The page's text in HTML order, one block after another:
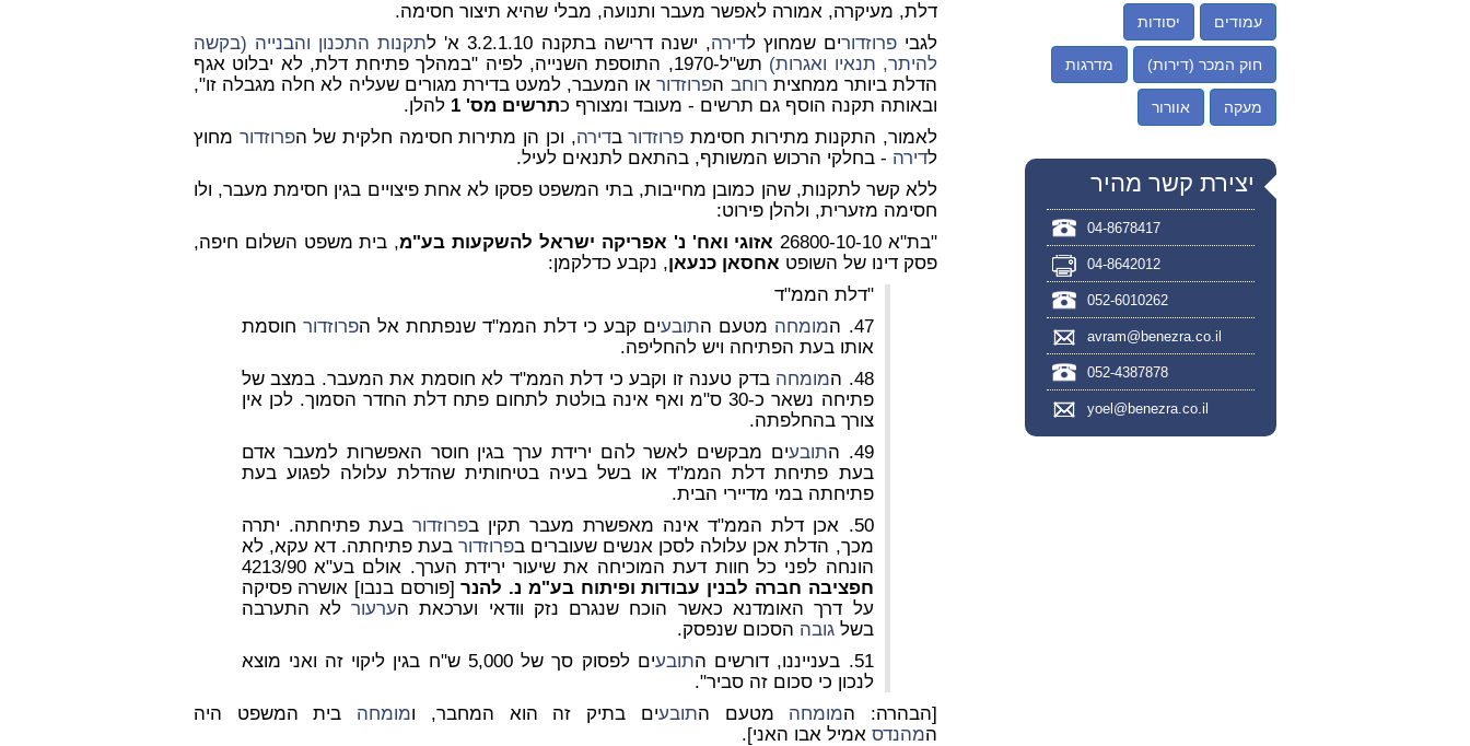
דלת, מעיקרה, אמורה לאפשר מעבר ותנועה, מבלי שהיא תיצור חסימה.
לגביפרוזדורים שמחוץ לדירה, ישנה דרישה בתקנה 3.2.1.10 א' ל
תקנות התכנון והבנייה (בקשה
להיתר, תנאיו ואגרות)
תש"ל-1970, התוספת השנייה, לפיה "במהלך פתיחת דלת, לא יבלוט אגף
הדלת ביותר ממחצית רוחב הפרוזדוראו המעבר, למעט בדירת מגורים שעליה לא חלה מגבלה זו",
ובאותה תקנה הוסף גם תרשים - מעובד ומצורף כתרשים מס' 1
להלן.
לאמור, התקנות מתירות חסימת פרוזדורבדירה, וכן הן מתירות חסימה חלקית של הפרוזדור מחוץ
לדירה - בחלקי הרכוש המשותף, בהתאם לתנאים לעיל.
ללא קשר לתקנות, שהן כמובן מחייבות, בתי המשפט פסקו לא אחת פיצויים בגין חסימת מעבר, ולו
חסימה מזערית, ולהלן פירוט:
"בת"א 26800-10-10
אזוגי ואח' נ' אפריקה ישראל להשקעות בע"מ, בית משפט השלום חיפה,
פסק דינו של השופט אחסאן כנעאן, נקבע כדלקמן:
"דלת הממ"ד
47. ה
מומחה מטעם התובעים קבע כי דלת הממ"ד שנפתחת אל הפרוזדור חוסמת
אותו בעת הפתיחה ויש להחליפה.
48. ה
מומחה בדק טענה זו וקבע כי דלת הממ"ד לא חוסמת את המעבר. במצב של
פתיחה נשאר כ-30 ס"מ ואף אינה בולטת לתחום פתח דלת החדר הסמוך. לכן אין
צורך בהחלפתה.
49. ה
תובעים מבקשים לאשר להם ירידת ערך בגין חוסר האפשרות למעבר אדם
בעת פתיחת דלת הממ"ד או בשל בעיה בטיחותית שהדלת עלולה לפגוע בעת
פתיחתה במי מדיירי הבית.
50. אכן דלת הממ"ד אינה מאפשרת מעבר תקין ב
פרוזדור בעת פתיחתה. יתרה
מכך, הדלת אכן עלולה לסכן אנשים שעוברים בפרוזדור בעת פתיחתה. דא עקא, לא
הונחה לפני כל חוות דעת המוכיחה את שיעור ירידת הערך. אולם בע"א 4213/90
חפציבה חברה לבנין עבודות ופיתוח בע"מ נ. להנר[פורסם בנבו] אושרה פסיקה
על דרך האומדנא כאשר הוכח שנגרם נזק וודאי וערכאת הערעורלא התערבה
בשלגובה הסכום שנפסק.
51. בענייננו, דורשים ה
תובע
ים לפסוק סך של 5,000 ש"ח בגין ליקוי זה ואני מוצא
לנכון כי סכום זה סביר".
[הבהרה: המומחה מטעם התובעים בתיק זה הוא המחבר, ומומחה בית המשפט היה
המהנדס אמיל אבו האני].
עמודים יסודות
חוק המכר (דירות) מדרגות
מעקה אוורור
יצירת קשר מהיר
04-8678417
04-8642012
052-6010262
avram@benezra.co.il
052-4387878
yoel@benezra.co.il